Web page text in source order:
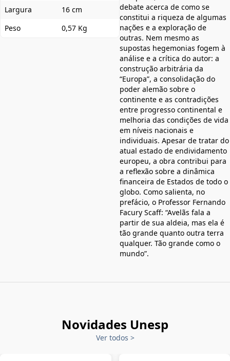
Largura
16 cm
Peso
0,57 Kg
debate acerca de como se
constitui a riqueza de algumas
nações e a exploração de
outras. Nem mesmo as
supostas hegemonias fogem à
análise e a crítica do autor: a
construção arbitrária da
“Europa”, a consolidação do
poder alemão sobre o
continente e as contradições
entre progresso continental e
melhoria das condições de vida
em níveis nacionais e
individuais. Apesar de tratar do
atual estado de endividamento
europeu, a obra contribui para
a reflexão sobre a dinâmica
financeira de Estados de todo o
globo. Como salienta, no
prefácio, o Professor Fernando
Facury Scaff: “Avelãs fala a
partir de sua aldeia, mas ela é
tão grande quanto outra terra
qualquer. Tão grande como o
mundo”.
Novidades Unesp
Ver todos >